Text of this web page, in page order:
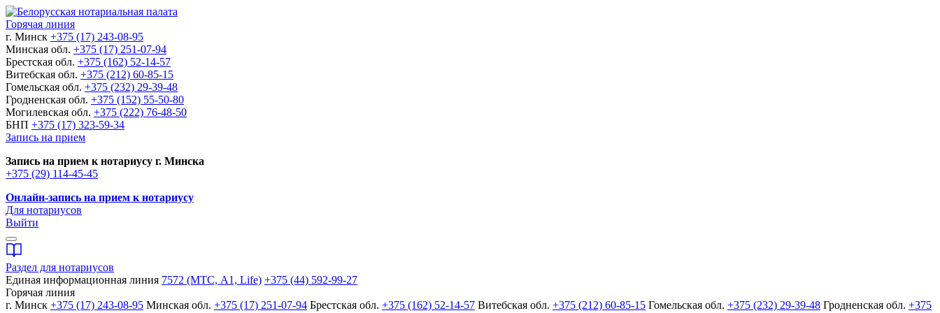
Горячая линия
г. Минск +375 (17) 243-08-95
Минская обл. +375 (17) 251-07-94
Брестская обл. +375 (162) 52-14-57
Витебская обл. +375 (212) 60-85-15
Гомельская обл. +375 (232) 29-39-48
Гродненская обл. +375 (152) 55-50-80
Могилевская обл. +375 (222) 76-48-50
БНП +375 (17) 323-59-34
Запись на прием
Запись на прием к нотариусу г. Минска
+375 (29) 114-45-45
Онлайн-запись на прием к нотариусу
Для нотариусов
Выйти
Раздел для нотариусов
Единая информационная линия 7572 (МТС, A1, Life) +375 (44) 592-99-27
Горячая линия
г. Минск +375 (17) 243-08-95 Минская обл. +375 (17) 251-07-94 Брестская обл. +375 (162) 52-14-57 Витебская обл. +375 (212) 60-85-15 Гомельская обл. +375 (232) 29-39-48 Гродненская обл. +375